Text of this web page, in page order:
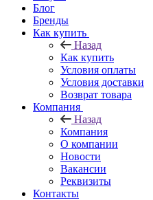
Блог
Бренды
Как купить
Назад
Как купить
Условия оплаты
Условия доставки
Возврат товара
Компания
Назад
Компания
О компании
Новости
Вакансии
Реквизиты
Контакты